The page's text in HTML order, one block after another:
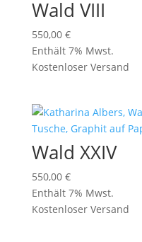
Wald VIII
550,00 €
Enthält 7% Mwst.
Kostenloser Versand
Wald XXIV
550,00 €
Enthält 7% Mwst.
Kostenloser Versand